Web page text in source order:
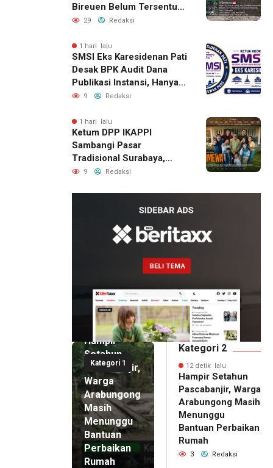
Bireuen Belum Tersentuh
Bantuan Pascabencana
29 Redaksi
1 hari lalu
SMSI Eks Karesidenan Pati
Desak BPK Audit Dana
Publikasi Instansi, Hanya
untuk Perusahaan Pers
9 Redaksi
1 hari lalu
Ketum DPP IKAPPI
Sambangi Pasar
Tradisional Surabaya,
Akhiri Agenda dengan
ISTIMEWA
9 Redaksi
Kategori 1
12 detik
lalu
Hampir
Setahun
Pascabanjir,
Warga
Arabungong
Masih
Menunggu
Bantuan
Perbaikan
Rumah
Kategori 2
12 detik lalu
Hampir Setahun
Pascabanjir, Warga
Arabungong Masih
Menunggu
Bantuan Perbaikan
Rumah
3 Redaksi